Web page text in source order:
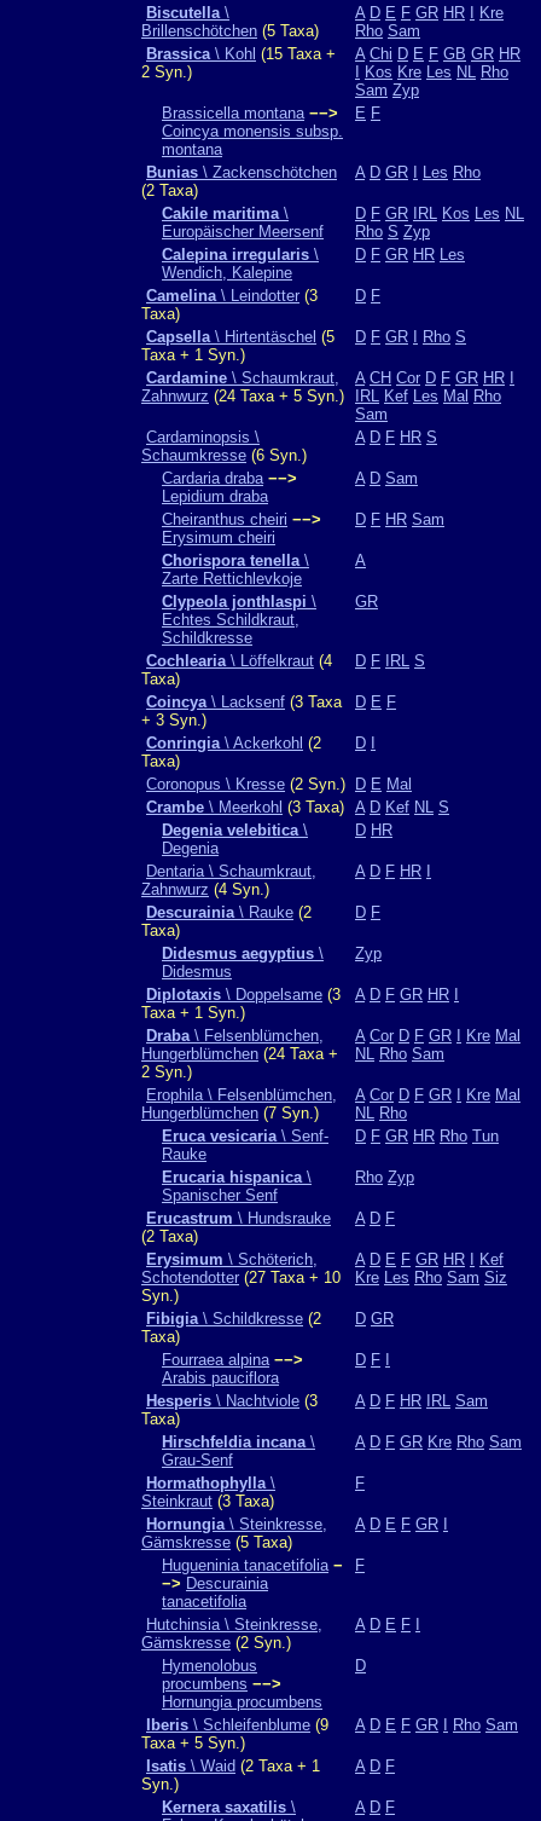
Biscutella\
Brillenschötchen (5 Taxa)
A D E F GR HR
Kre
Rho Sam
Brassica\ Kohl (15 Taxa +
2 Syn.)
A Chi D E F GB GR HR
Kos Kre Les NL Rho
Sam Zyp
Brassicella montana −−>
Coincya monensis subsp.
montana
E F
Bunias \ Zackenschötchen
(2 Taxa)
A D GR Les Rho
Cakile maritima\
Europäischer Meersenf
D F GR IRL Kos Les NL
Rho S Zyp
Calepina irregularis \
Wendich, Kalepine
D F GR HR Les
Camelina\ Leindotter (3
Taxa)
D F
Capsella\ Hirtentäschel (5
Taxa + 1 Syn.)
D F GR Rho S
Cardamine \ Schaumkraut,
Zahnwurz (24 Taxa + 5 Syn.)
A CH Cor D F GR HR
IRL Kef Les Mal Rho
Sam
Cardaminopsis \
Schaumkresse (6 Syn.)
A D F HR S
Cardaria draba −−>
Lepidium draba
A D Sam
Cheiranthus cheiri −−>
Erysimum cheiri
D F HR Sam
Chorispora tenella\
Zarte Rettichlevkoje
A
Clypeola jonthlaspi \
Echtes Schildkraut,
Schildkresse
GR
Cochlearia\ Löffelkraut (4
Taxa)
D F IRL S
Coincya\ Lacksenf (3 Taxa
+ 3 Syn.)
D E F
Conringia\ Ackerkohl (2
Taxa)
D
Coronopus \ Kresse (2 Syn.) D E Mal
Crambe \ Meerkohl (3 Taxa) A D Kef NL S
Degenia velebitica\
Degenia
D HR
Dentaria \ Schaumkraut,
Zahnwurz (4 Syn.)
A D F HR
Descurainia\ Rauke (2
Taxa)
D F
Didesmus aegyptius \
Didesmus
Zyp
Diplotaxis \ Doppelsame (3
Taxa + 1 Syn.)
A D F GR HR
Draba\ Felsenblümchen,
Hungerblümchen (24 Taxa +
2 Syn.)
A Cor D F GR Kre Mal
NL Rho Sam
Erophila \ Felsenblümchen,
Hungerblümchen (7 Syn.)
A Cor D F GR Kre Mal
NL Rho
Eruca vesicaria\ Senf-
Rauke
D F GR HR Rho Tun
Erucaria hispanica\
Spanischer Senf
Rho Zyp
Erucastrum \ Hundsrauke
(2 Taxa)
A D F
Erysimum \ Schöterich,
Schotendotter (27 Taxa + 10
Syn.)
A D E F GR HR
Kef
Kre Les Rho Sam Siz
Fibigia\ Schildkresse (2
Taxa)
D GR
Fourraea alpina −−>
Arabis pauciflora
D F
Hesperis \ Nachtviole (3
Taxa)
A D F HR IRL Sam
Hirschfeldia incana\
Grau-Senf
A D F GR Kre Rho Sam
Hormathophylla\
Steinkraut (3 Taxa)
F
Hornungia\ Steinkresse,
Gämskresse (5 Taxa)
A D E F GR
Hugueninia tanacetifolia −
−> Descurainia
tanacetifolia
F
Hutchinsia \ Steinkresse,
Gämskresse (2 Syn.)
A D E F
Hymenolobus
procumbens −−>
Hornungia procumbens
D
Iberis \ Schleifenblume (9
Taxa + 5 Syn.)
A D E F GR Rho Sam
Isatis \ Waid (2 Taxa + 1
Syn.)
A D F
Kernera saxatilis \
A D F